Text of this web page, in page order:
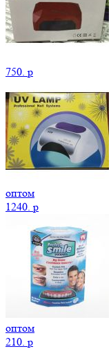
750. p
оптом
1240. p
оптом
210. p